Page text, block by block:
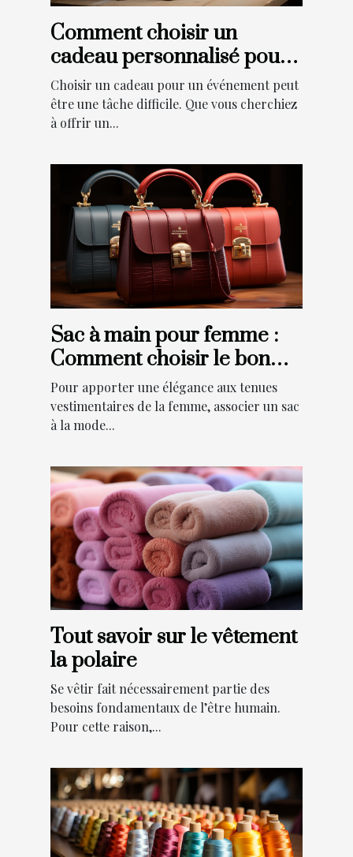
Comment choisir un
cadeau personnalisé pour
un événement ?
Choisir un cadeau pour un événement peut
être une tâche difficile. Que vous cherchiez
à offrir un...
Sac à main pour femme :
Comment choisir le bon
modèle pour votre
élégance ?
Pour apporter une élégance aux tenues
vestimentaires de la femme, associer un sac
à la mode...
Tout savoir sur le vêtement
la polaire
Se vêtir fait nécessairement partie des
besoins fondamentaux de l’être humain.
Pour cette raison,...